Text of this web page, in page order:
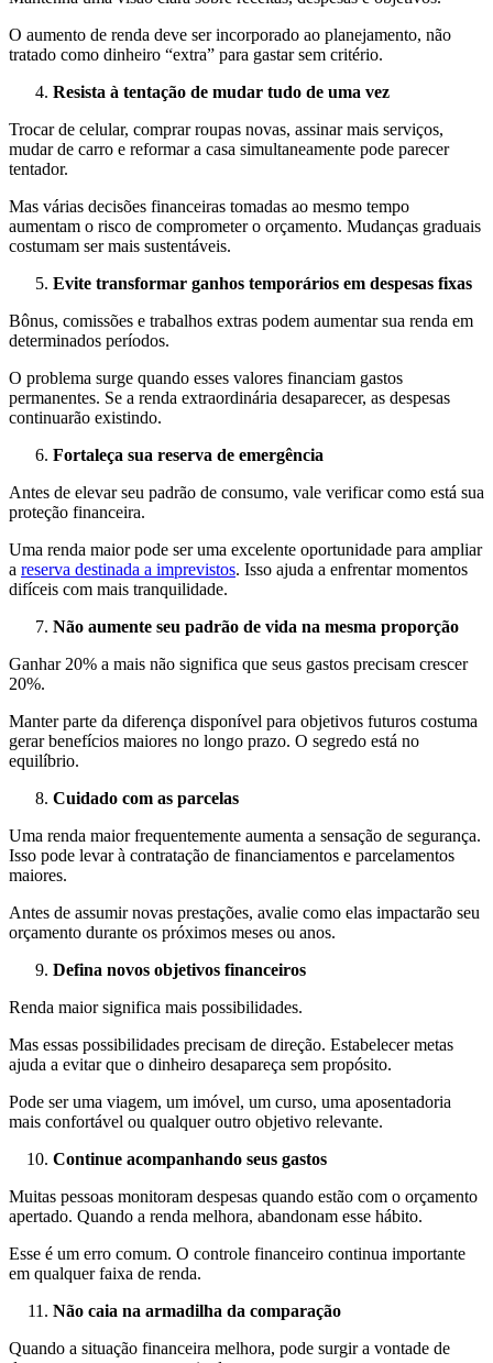
O aumento de renda deve ser incorporado ao planejamento, não
tratado como dinheiro “extra” para gastar sem critério.
Resista à tentação de mudar tudo de uma vez
Trocar de celular, comprar roupas novas, assinar mais serviços,
mudar de carro e reformar a casa simultaneamente pode parecer
tentador.
Mas várias decisões financeiras tomadas ao mesmo tempo
aumentam o risco de comprometer o orçamento. Mudanças graduais
costumam ser mais sustentáveis.
Evite transformar ganhos temporários em despesas fixas
Bônus, comissões e trabalhos extras podem aumentar sua renda em
determinados períodos.
O problema surge quando esses valores financiam gastos
permanentes. Se a renda extraordinária desaparecer, as despesas
continuarão existindo.
Fortaleça sua reserva de emergência
Antes de elevar seu padrão de consumo, vale verificar como está sua
proteção financeira.
Uma renda maior pode ser uma excelente oportunidade para ampliar
a reserva destinada a imprevistos. Isso ajuda a enfrentar momentos
difíceis com mais tranquilidade.
Não aumente seu padrão de vida na mesma proporção
Ganhar 20% a mais não significa que seus gastos precisam crescer
20%.
Manter parte da diferença disponível para objetivos futuros costuma
gerar benefícios maiores no longo prazo. O segredo está no
equilíbrio.
Cuidado com as parcelas
Uma renda maior frequentemente aumenta a sensação de segurança.
Isso pode levar à contratação de financiamentos e parcelamentos
maiores.
Antes de assumir novas prestações, avalie como elas impactarão seu
orçamento durante os próximos meses ou anos.
Defina novos objetivos financeiros
Renda maior significa mais possibilidades.
Mas essas possibilidades precisam de direção. Estabelecer metas
ajuda a evitar que o dinheiro desapareça sem propósito.
Pode ser uma viagem, um imóvel, um curso, uma aposentadoria
mais confortável ou qualquer outro objetivo relevante.
Continue acompanhando seus gastos
Muitas pessoas monitoram despesas quando estão com o orçamento
apertado. Quando a renda melhora, abandonam esse hábito.
Esse é um erro comum. O controle financeiro continua importante
em qualquer faixa de renda.
Não caia na armadilha da comparação
Quando a situação financeira melhora, pode surgir a vontade de